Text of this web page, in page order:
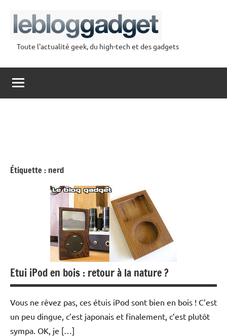
contenu
Toute l'actualité geek, du high-tech et des gadgets
Étiquette : nerd
Etui iPod en bois : retour à la nature ?
Vous ne rêvez pas, ces étuis iPod sont bien en bois ! C’est
un peu dingue, c’est japonais et finalement, c’est plutôt
sympa. OK, je […]